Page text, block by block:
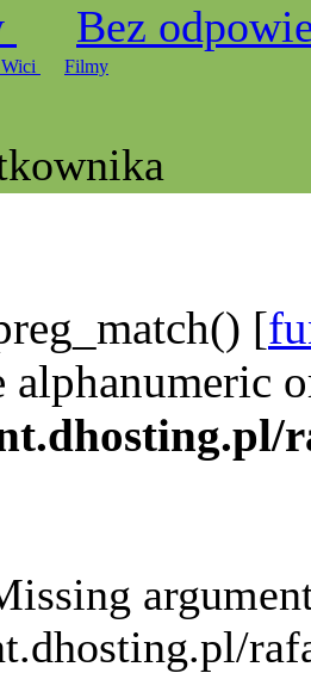
Bez
Filmy
[
alphanumeric